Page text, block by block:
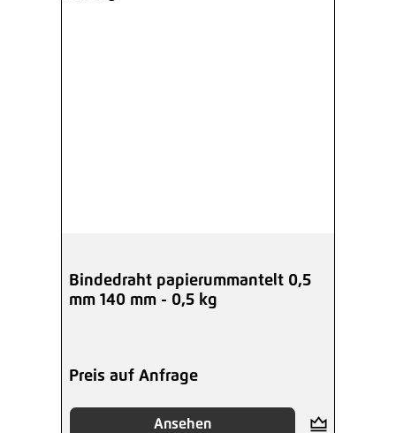
Bindedraht papierummantelt 0,5
mm 140 mm - 0,5 kg
Preis auf Anfrage
Ansehen